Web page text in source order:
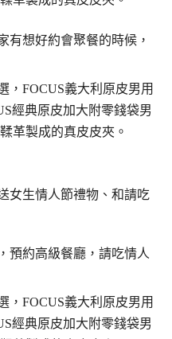
有想好約會聚餐的時候，
女生情人節禮物、和請吃
，預約高級餐廳，請吃情人